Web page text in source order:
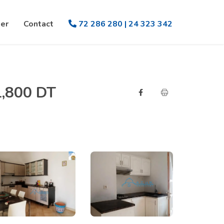
Contact 72 286 280 | 24 323 342
DT